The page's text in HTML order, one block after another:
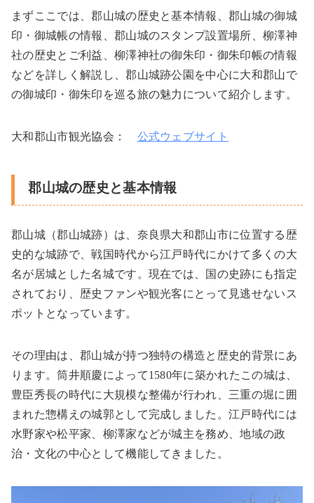
まずここでは、郡山城の歴史と基本情報、郡山城の御城
印・御城帳の情報、郡山城のスタンプ設置場所、柳澤神
社の歴史とご利益、柳澤神社の御朱印・御朱印帳の情報
などを詳しく解説し、郡山城跡公園を中心に大和郡山で
の御城印・御朱印を巡る旅の魅力について紹介します。
大和郡山市観光協会： 公式ウェブサイト
郡山城の歴史と基本情報
郡山城（郡山城跡）は、奈良県大和郡山市に位置する歴
史的な城跡で、戦国時代から江戸時代にかけて多くの大
名が居城とした名城です。現在では、国の史跡にも指定
されており、歴史ファンや観光客にとって見逃せないス
ポットとなっています。
その理由は、郡山城が持つ独特の構造と歴史的背景にあ
ります。筒井順慶によって1580年に築かれたこの城は、
豊臣秀長の時代に大規模な整備が行われ、三重の堀に囲
まれた惣構えの城郭として完成しました。江戸時代には
水野家や松平家、柳澤家などが城主を務め、地域の政
治・文化の中心として機能してきました。